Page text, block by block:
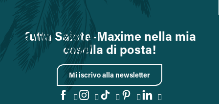
Tutta Sainte-Maxime nella mia
casella di posta!
Mi iscrivo alla newsletter